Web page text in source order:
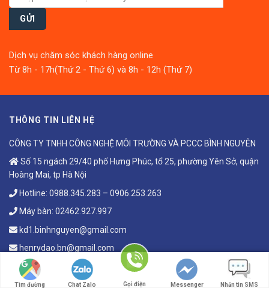
Dịch vụ chăm sóc khách hàng online
Từ 8h - 17h(Thứ 2 - Thứ 6) và 8h - 12h (Thứ 7)
THÔNG TIN LIÊN HỆ
CÔNG TY TNHH CÔNG NGHỆ MÔI TRƯỜNG VÀ PCCC BÌNH NGUYÊN
Số 15 ngách 29/40 phố Hưng Phúc, tổ 25, phường Yên Sở, quận
Hoàng Mai, tp Hà Nội
Hotline: 0988.345.283 – 0906.253.263
Máy bàn: 02462.927.997
kd1.binhnguyen@gmail.com
henrydao.bn@gmail.com
VĂN PHÒNG GIAO DỊCH
Tìm đường Chat Zalo Gọi điện Messenger Nhắn tin SMS